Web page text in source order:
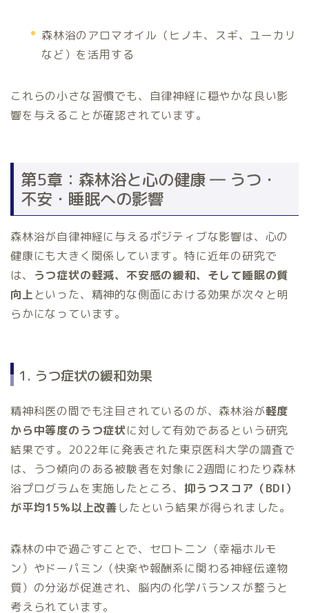
森林浴のアロマオイル（ヒノキ、スギ、ユーカリ
など）を活用する
これらの小さな習慣でも、自律神経に穏やかな良い影
響を与えることが確認されています。
第5章：森林浴と心の健康 ― うつ・
不安・睡眠への影響
森林浴が自律神経に与えるポジティブな影響は、心の
健康にも大きく関係しています。特に近年の研究で
は、
うつ症状の軽減、不安感の緩和、そして睡眠の質
向上 といった、精神的な側面における効果が次々と明
らかになっています。
1. うつ症状の緩和効果
精神科医の間でも注目されているのが、森林浴が軽度
から中等度のうつ症状に対して有効であるという研究
結果です。2022年に発表された東京医科大学の調査で
は、うつ傾向のある被験者を対象に2週間にわたり森林
浴プログラムを実施したところ、抑うつスコア（BDI）
が平均15%以上改善したという結果が得られました。
森林の中で過ごすことで、セロトニン（幸福ホルモ
ン）やドーパミン（快楽や報酬系に関わる神経伝達物
質）の分泌が促進され、脳内の化学バランスが整うと
考えられています。